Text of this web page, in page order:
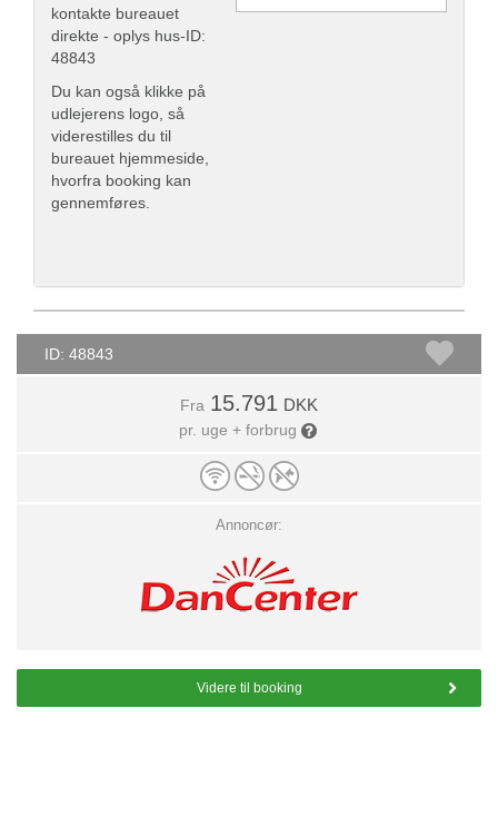
kontakte bureauet
direkte - oplys hus-ID:
48843
Du kan også klikke på
udlejerens logo, så
viderestilles du til
bureauet hjemmeside,
hvorfra booking kan
gennemføres.
ID: 48843
Fra 15.791 DKK
pr. uge + forbrug
Annoncør:
Videre til booking